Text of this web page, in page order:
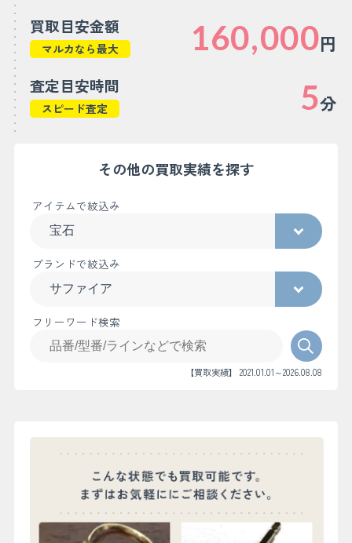
買取目安金額
マルカなら最大 160,000円
査定目安時間
スピード査定 5分
その他の買取実績を探す
アイテムで絞込み
ブランドで絞込み
フリーワード検索
【買取実績】 2021.01.01～2026.08.08